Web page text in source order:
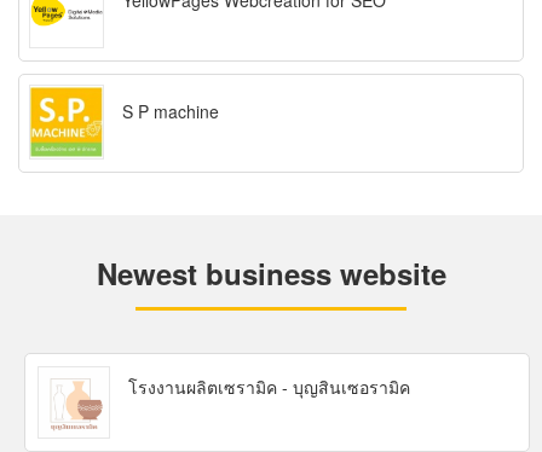
S P machine
Newest business website
โรงงานผลิตเซรามิค - บุญสินเซอรามิค